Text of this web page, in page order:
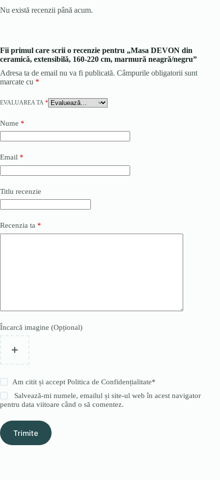
Nu există recenzii până acum.
Fii primul care scrii o recenzie pentru „Masa DEVON din
ceramică, extensibilă, 160-220 cm, marmură neagră/negru”
Adresa ta de email nu va fi publicată. Câmpurile obligatorii sunt
marcate cu *
EVALUAREA TA *
Nume *
Email *
Titlu recenzie
Recenzia ta *
Încarcă imagine (Opțional)
Am citit și acceptPolitica de Confidențialitate*
Salvează-mi numele, emailul și site-ul web în acest navigator
pentru data viitoare când o să comentez.
Trimite